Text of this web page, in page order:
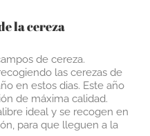
la cereza
de cereza.
las cerezas de
en estos dias. Este año
de máxima calidad.
ideal y se recogen en
para que lleguen a la